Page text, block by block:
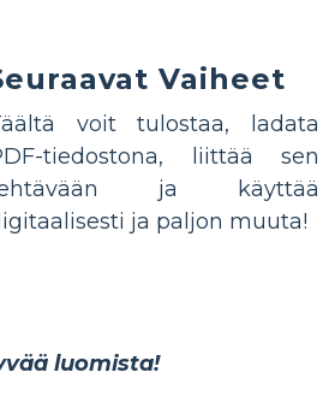
Vaiheet
voit tulostaa, ladata
tiedostona, liittää sen
ja käyttää
ja paljon muuta!
luomista!